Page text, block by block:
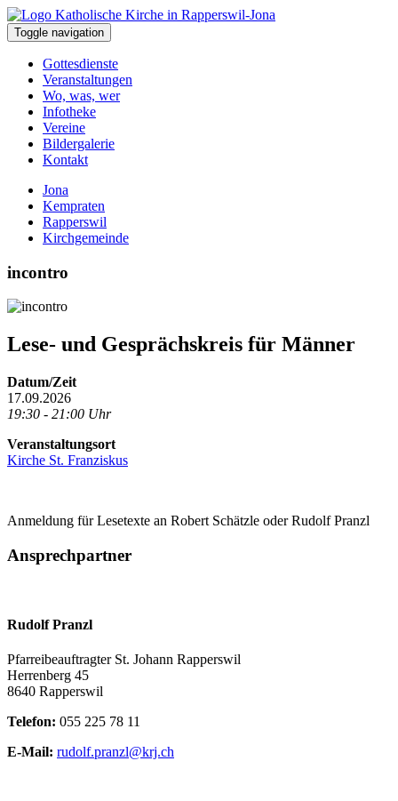
Toggle navigation
Gottesdienste
Veranstaltungen
Wo, was, wer
Infotheke
Vereine
Bildergalerie
Kontakt
Jona
Kempraten
Rapperswil
Kirchgemeinde
incontro
Lese- und Gesprächskreis für Männer
Datum/Zeit
17.09.2026
19:30 - 21:00 Uhr
Veranstaltungsort
Kirche St. Franziskus
Anmeldung für Lesetexte an Robert Schätzle oder Rudolf Pranzl
Ansprechpartner
Rudolf Pranzl
Pfarreibeauftragter St. Johann Rapperswil
Herrenberg 45
8640 Rapperswil
Telefon: 055 225 78 11
E-Mail: rudolf.pranzl@krj.ch